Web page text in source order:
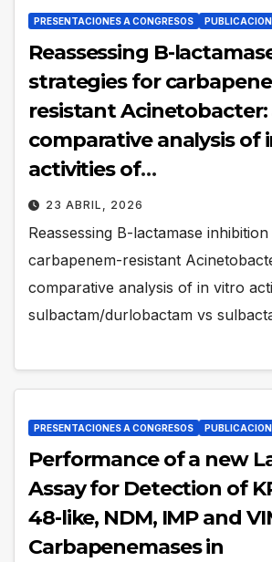
PRESENTACIONES A CONGRESOS
Reassessing B-
strategies for
resistant Acinetobacter:
comparative analysis of
activities of
sulbactam/durlobactam
sulbactam/avibactam
23 ABRIL, 2026
Reassessing B-lactamase
carbapenem-resistant
comparative analysis of in vitro
sulbactam/durlobactam vs
PRESENTACIONES A CONGRESOS
Performance of a new
Assay for Detection of
48-like, NDM, IMP and
Carbapenemases in